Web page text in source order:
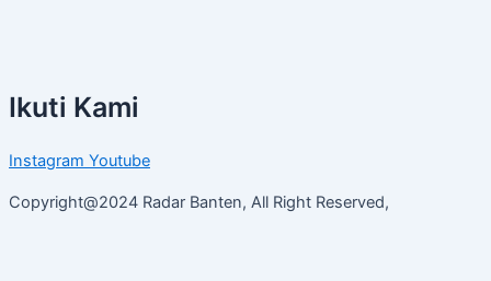
Ikuti Kami
Instagram Youtube
Copyright@2024 Radar Banten, All Right Reserved,